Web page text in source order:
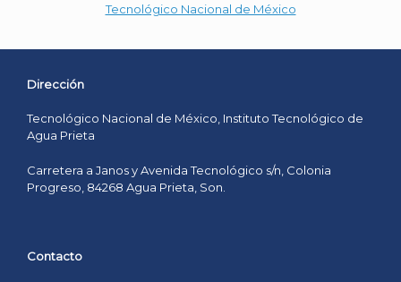
Tecnológico Nacional de México
Dirección
Tecnológico Nacional de México, Instituto Tecnológico de
Agua Prieta
Carretera a Janos y Avenida Tecnológico s/n, Colonia
Progreso, 84268 Agua Prieta, Son.
Contacto